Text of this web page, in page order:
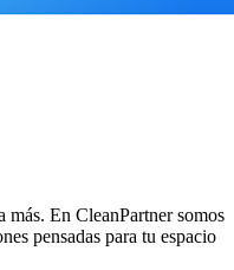
En CleanPartner somos
pensadas para tu espacio